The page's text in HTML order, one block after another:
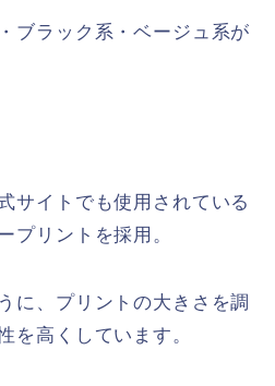
ブラック系・ベージュ系が
サイトでも使用されている
プリントを採用。
に、プリントの大きさを調
を高くしています。